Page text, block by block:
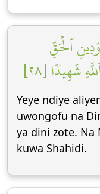
ٱلۡحَقِّ
شَهِيدٗا [٢٨]
Yeye ndiye
uwongofu na
ya dini zote. Na
kuwa Shahidi.